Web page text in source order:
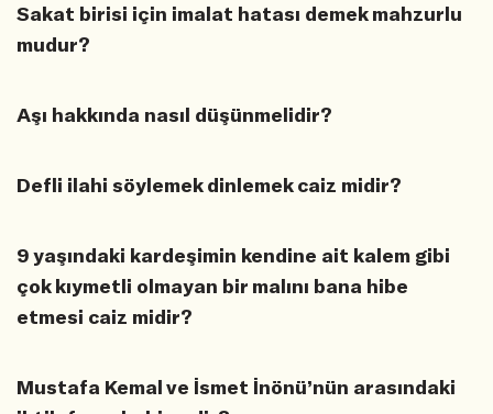
Sakat birisi için imalat hatası demek mahzurlu
mudur?
Aşı hakkında nasıl düşünmelidir?
Defli ilahi söylemek dinlemek caiz midir?
9 yaşındaki kardeşimin kendine ait kalem gibi
çok kıymetli olmayan bir malını bana hibe
etmesi caiz midir?
Mustafa Kemal ve İsmet İnönü’nün arasındaki